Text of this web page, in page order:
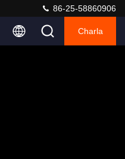
86-25-58860906
Charla